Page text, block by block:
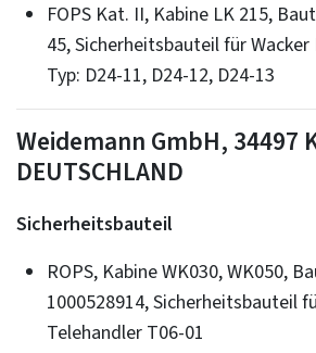
FOPS Kat. II, Kabine LK 215,
45, Sicherheitsbauteil für
Typ: D24-11, D24-12, D24-13
Weidemann GmbH, 34497
DEUTSCHLAND
Sicherheitsbauteil
ROPS, Kabine WK030, WK050,
1000528914, Sicherheitsbauteil
Telehandler T06-01